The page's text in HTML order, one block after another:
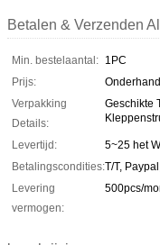
Betalen & Verzenden
Min. bestelaantal: 1PC
Prijs:
Verpakking
Details:
Geschikte
Levertijd:
5~25 het
Betalingscondities:T/T,
Levering
vermogen:
500pcs/